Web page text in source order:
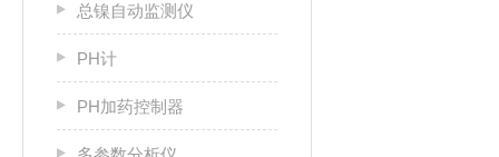
总镍自动监测仪
PH计
PH加药控制器